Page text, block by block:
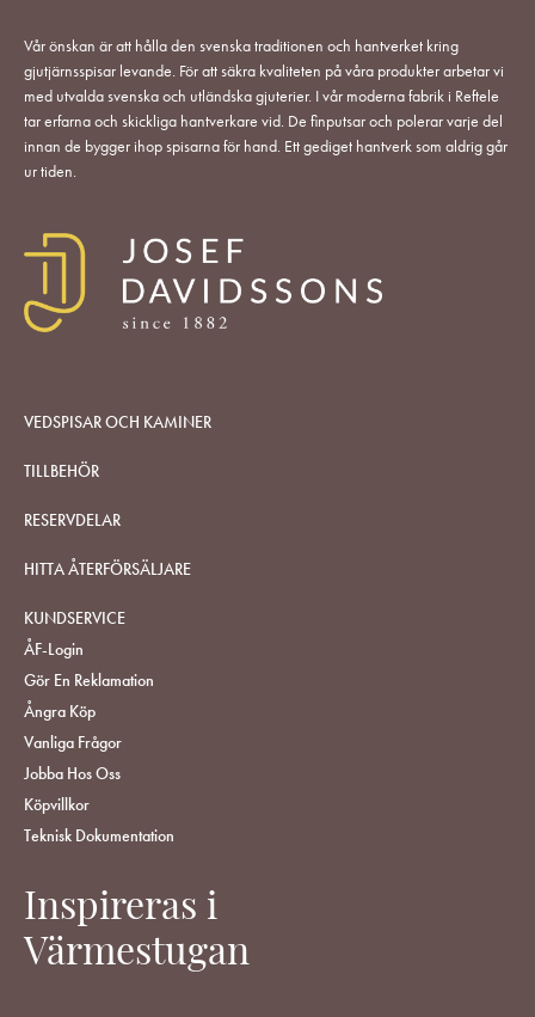
Vår önskan är att hålla den svenska traditionen och hantverket kring
gjutjärnsspisar levande. För att säkra kvaliteten på våra produkter arbetar vi
med utvalda svenska och utländska gjuterier. I vår moderna fabrik i Reftele
tar erfarna och skickliga hantverkare vid. De finputsar och polerar varje del
innan de bygger ihop spisarna för hand. Ett gediget hantverk som aldrig går
ur tiden.
VEDSPISAR OCH KAMINER
TILLBEHÖR
RESERVDELAR
HITTA ÅTERFÖRSÄLJARE
KUNDSERVICE
ÅF-Login
Gör En Reklamation
Ångra Köp
Vanliga Frågor
Jobba Hos Oss
Köpvillkor
Teknisk Dokumentation
Inspireras i
Värmestugan